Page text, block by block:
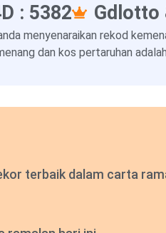
: 5382
Gdlotto
menyenaraikan rekod
dan kos pertaruhan
terbaik dalam carta